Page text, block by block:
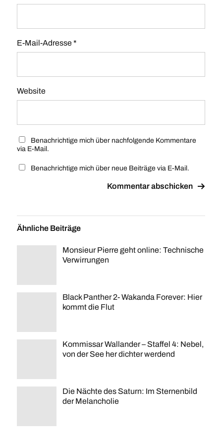
E-Mail-Adresse*
Website
Benachrichtige mich über nachfolgende Kommentare
via E-Mail.
Benachrichtige mich über neue Beiträge via E-Mail.
Ähnliche Beiträge
Monsieur Pierre geht online: Technische
Verwirrungen
Black Panther 2- Wakanda Forever: Hier
kommt die Flut
Kommissar Wallander – Staffel 4: Nebel,
von der See her dichter werdend
Die Nächte des Saturn: Im Sternenbild
der Melancholie